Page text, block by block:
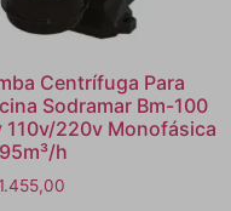
Centrífuga Para
Sodramar Bm-100
110v/220v Monofásica
h
1.455,00